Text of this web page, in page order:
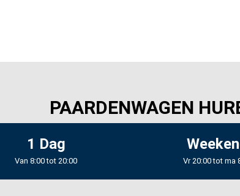
PAARDENWAGEN
1 Dag
Van 8:00 tot 20:00 Vr 20:00 tot ma